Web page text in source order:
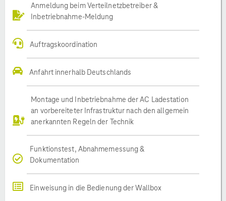
Anmeldung beim Verteilnetzbetreiber &
Inbetriebnahme-Meldung
Auftragskoordination
Anfahrt innerhalb Deutschlands
Montage und Inbetriebnahme der AC Ladestation
an vorbereiteter Infrastruktur nach den allgemein
anerkannten Regeln der Technik
Funktionstest, Abnahmemessung &
Dokumentation
Einweisung in die Bedienung der Wallbox